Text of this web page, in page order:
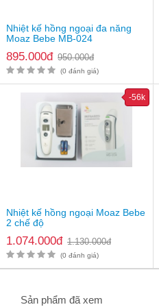
Thông tin sản phẩm
Tên sản phẩm
Nhiệt kế hồng ngoại đa năng
Moaz Bebe MB-024
895.000đ 950.000đ
(0 đánh giá)
Nhiệt kế hồng ngoại Moaz Bebe
2 chế độ
1.074.000đ 1.130.000đ
-56k
(0 đánh giá)
Sản phẩm đã xem